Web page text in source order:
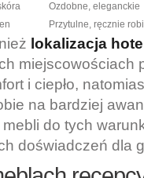
Ozdobne, eleganckie
Przytulne, ręcznie
lokalizacja
miejscowościach
i ciepło,
na bardziej
do tych
doświadczeń dla